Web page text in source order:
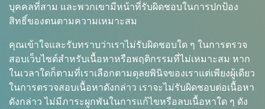
บุคคลที่สาม และพวกเขามีหน้าที่รับผิดชอบในการปกป้อง
สิทธิ์ของตนตามความเหมาะสม
คุณเข้าใจและรับทราบว่าเราไม่รับผิดชอบใด ๆ ในการตรวจ
สอบเว็บไซต์สำหรับเนื้อหาหรือพฤติกรรมที่ไม่เหมาะสม หาก
ในเวลาใดก็ตามที่เราเลือกตามดุลยพินิจของเราแต่เพียงผู้เดียว
ในการตรวจสอบเนื้อหาดังกล่าว เราจะไม่รับผิดชอบต่อเนื้อหา
ดังกล่าว ไม่มีภาระผูกพันในการแก้ไขหรือลบเนื้อหาใด ๆ ดัง